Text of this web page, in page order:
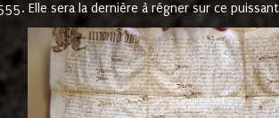
Elle sera la dernière à régner sur ce